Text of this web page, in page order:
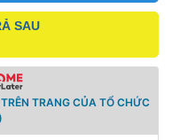
SAU
TRANG CỦA TỔ CHỨC